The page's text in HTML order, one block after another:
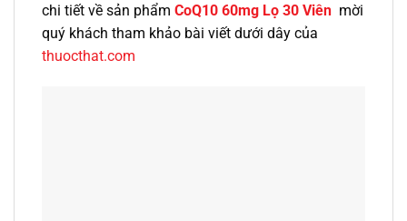
chi tiết về sản phẩm CoQ10 60mg Lọ 30 Viên mời
quý khách tham khảo bài viết dưới dây của
thuocthat.com